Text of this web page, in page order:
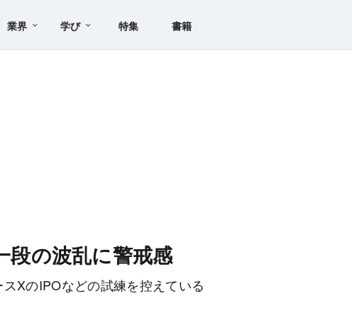
業界 学び 特集 書籍
段の波乱に警戒感
XのIPOなどの試練を控えている